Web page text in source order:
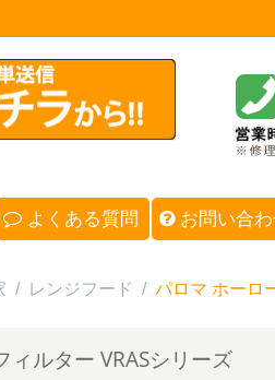
よくある質問 お問い合
/ レンジフード / パロマ ホーロ
ルター VRASシリーズ